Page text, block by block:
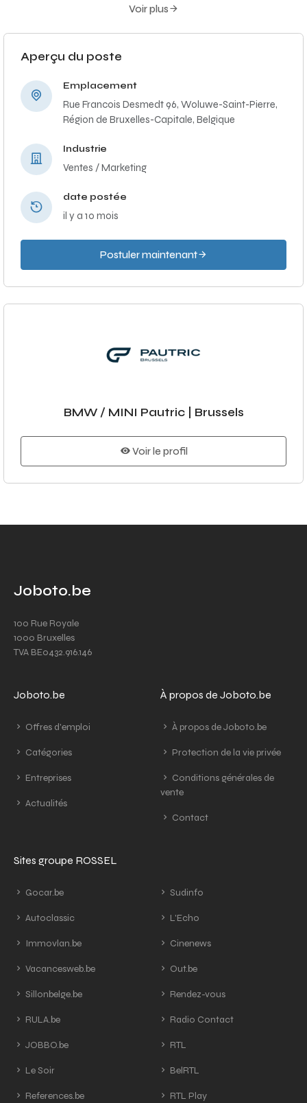
Voir plus
Aperçu du poste
Emplacement
Rue Francois Desmedt 96, Woluwe-Saint-Pierre,
Région de Bruxelles-Capitale, Belgique
Industrie
Ventes / Marketing
date postée
il y a 10 mois
Postuler maintenant
BMW / MINI Pautric | Brussels
Voir le profil
Joboto.be
100 Rue Royale
1000 Bruxelles
TVA BE0432.916.146
Joboto.be
Offres d'emploi
Catégories
Entreprises
Actualités
À propos de Joboto.be
À propos de Joboto.be
Protection de la vie privée
Conditions générales de
vente
Contact
Sites groupe ROSSEL
Gocar.be
Autoclassic
Immovlan.be
Vacancesweb.be
Sillonbelge.be
RULA.be
JOBBO.be
Le Soir
References.be
Sudinfo
L'Echo
Cinenews
Out.be
Rendez-vous
Radio Contact
RTL
BelRTL
RTL Play